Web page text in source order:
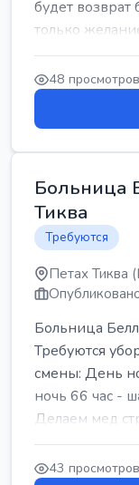
будет возврат
только
48 просмотров
Больница
Тиква
Требуются
Петах Тиква
Больница
Требуются
смены: День
ночь 66 час -
Делаем мед
43 просмотров